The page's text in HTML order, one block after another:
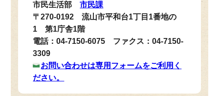
市民生活部市民課
〒270-0192 流山市平和台1丁目1番地の
1 第1庁舎1階
電話：04-7150-6075 ファクス：04-7150-
3309
お問い合わせは専用フォームをご利用く
ださい。